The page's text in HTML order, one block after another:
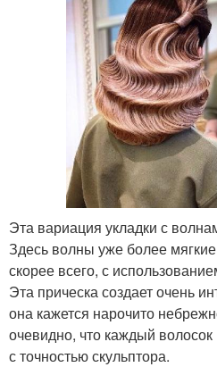
Эта вариация укладки с
Здесь волны уже более
скорее всего, с
Эта прическа создает очень
она кажется нарочито
очевидно, что каждый
с точностью скульптора.